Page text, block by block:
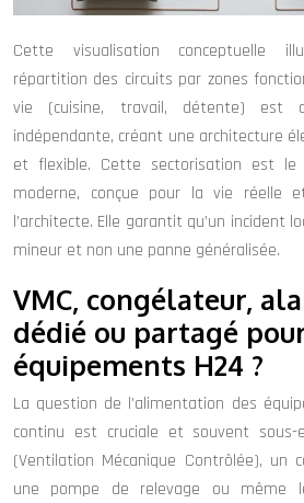
Cette visualisation conceptuelle
répartition des circuits par zones
vie (cuisine, travail, détente) est
indépendante, créant une architecture
et flexible. Cette sectorisation est le
moderne, conçue pour la vie réelle
l’architecte. Elle garantit qu’un incident
mineur et non une panne généralisée.
VMC, congélateur,
dédié ou partagé
équipements H24 ?
La question de l’alimentation des
continu est cruciale et souvent sous-
(Ventilation Mécanique Contrôlée), un
une pompe de relevage ou même